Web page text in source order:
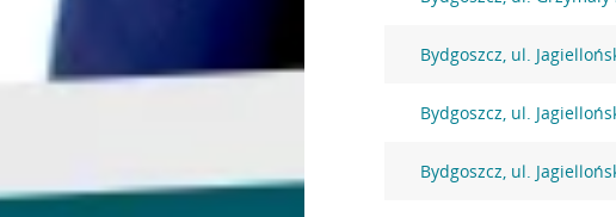
Bydgoszcz, ul.
Bydgoszcz, ul.
Bydgoszcz, ul.